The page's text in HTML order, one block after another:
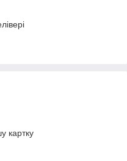
картку